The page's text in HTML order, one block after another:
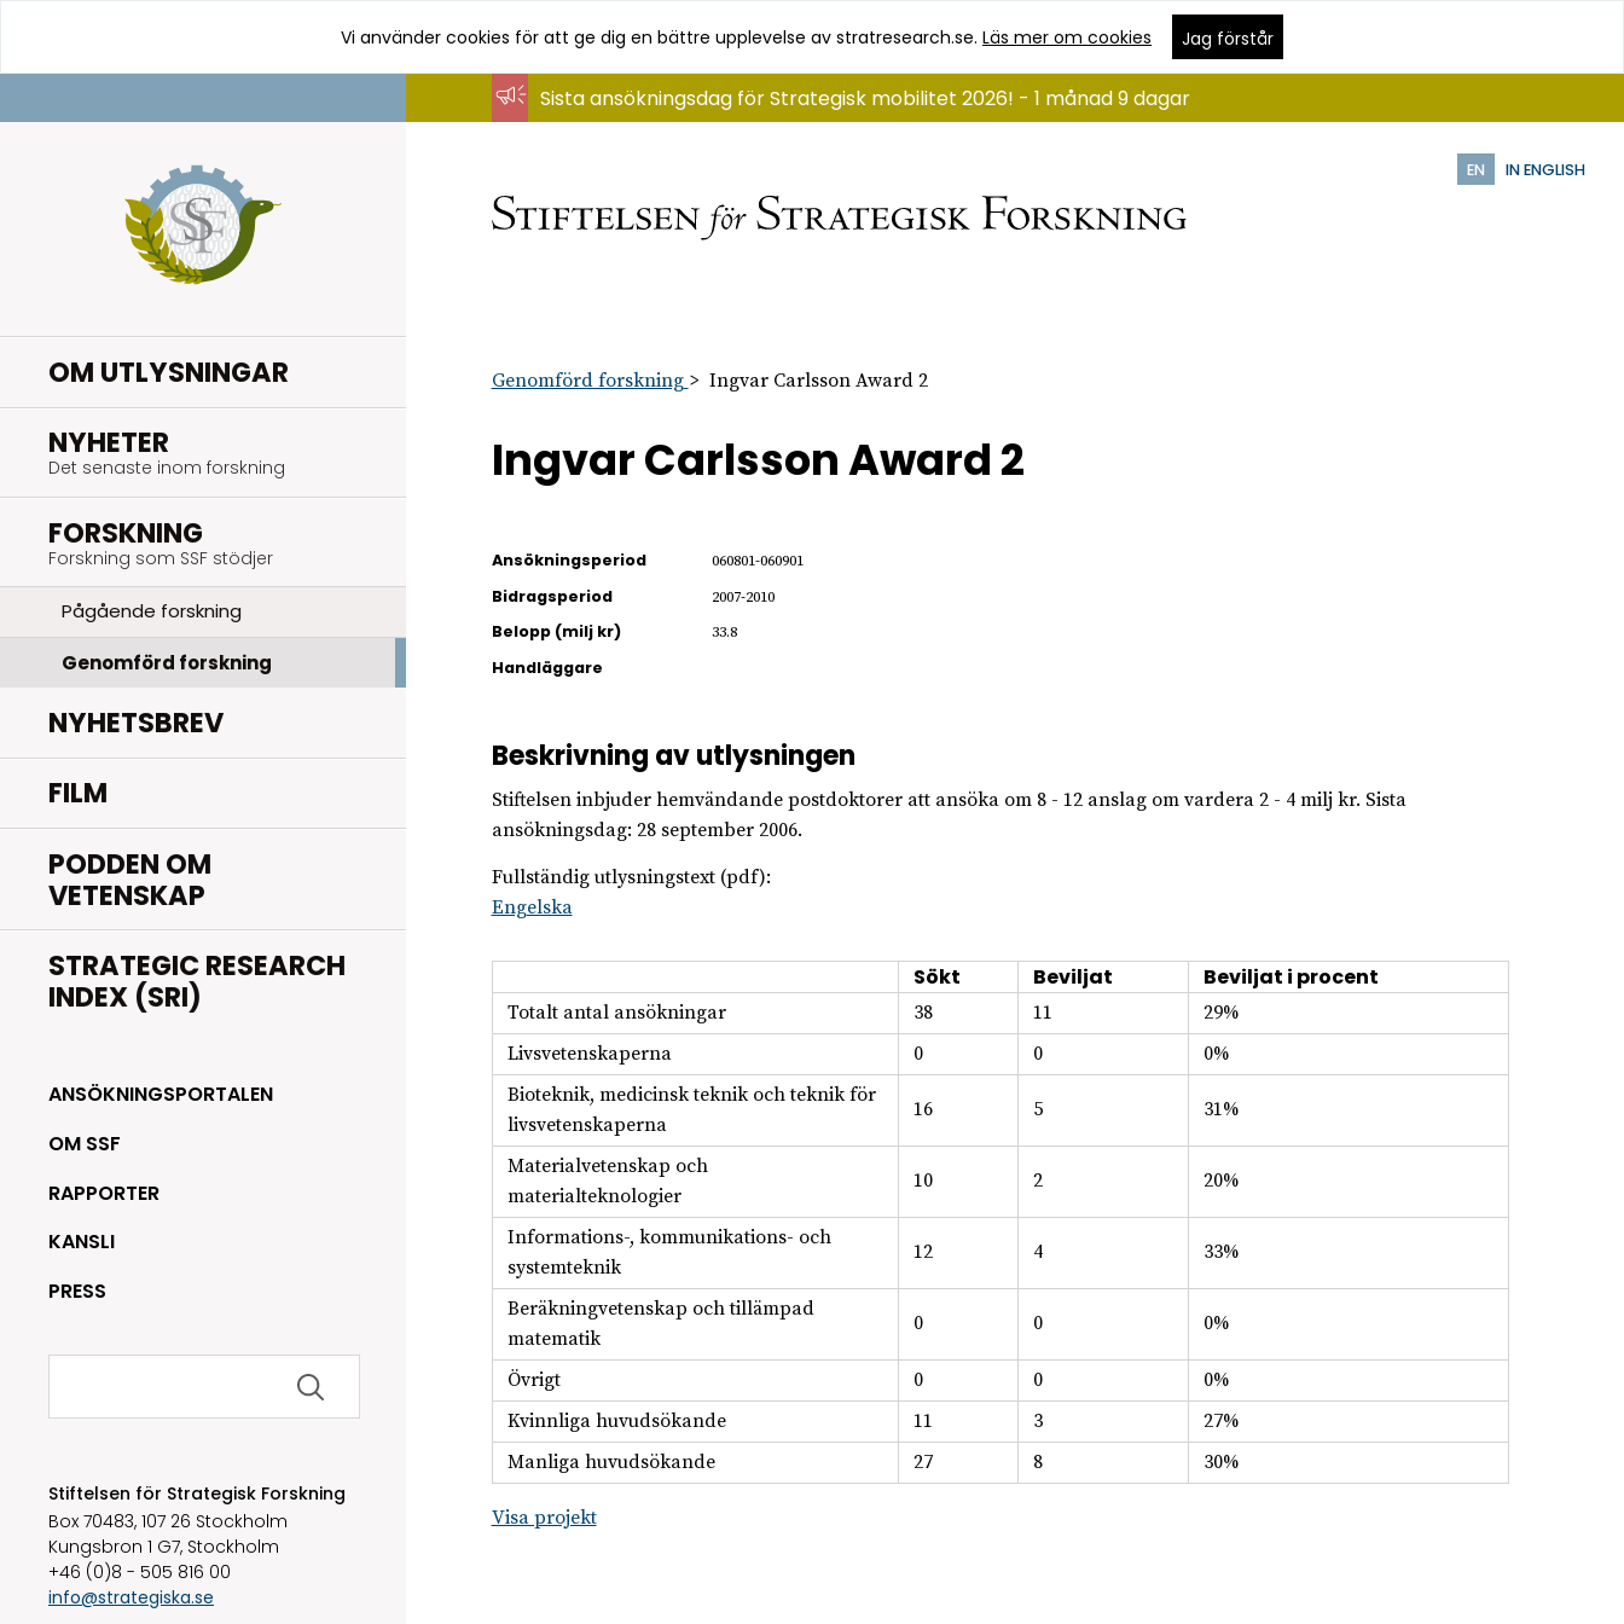
innehåll
Vi använder cookies för att ge dig en bättre upplevelse av stratresearch.se.Läs mer om cookies Jag förstår
EN IN ENGLISH
OM UTLYSNINGAR
NYHETER
Det senaste inom forskning
FORSKNING
Forskning som SSF stödjer
Pågående forskning
Genomförd forskning
NYHETSBREV
FILM
PODDEN OM
VETENSKAP
STRATEGIC RESEARCH
INDEX (SRI)
ANSÖKNINGSPORTALEN
OM SSF
RAPPORTER
KANSLI
PRESS
Sök
Stiftelsen för Strategisk Forskning
Box 70483, 107 26 Stockholm
Kungsbron 1 G7, Stockholm
+46 (0)8 - 505 816 00
info@strategiska.se
Sista ansökningsdag för Strategisk mobilitet 2026! - 1 månad 9 dagar
Genomförd forskning Ingvar Carlsson Award 2
Ingvar Carlsson Award 2
Ansökningsperiod 060801-060901
Bidragsperiod 2007-2010
Belopp (milj kr) 33.8
Handläggare
Beskrivning av utlysningen
Stiftelsen inbjuder hemvändande postdoktorer att ansöka om 8 - 12 anslag om vardera 2 - 4 milj kr. Sista
ansökningsdag: 28 september 2006.
Fullständig utlysningstext (pdf):
Engelska
Sökt Beviljat Beviljat i procent
Totalt antal ansökningar 38 11
29%
Livsvetenskaperna
0 0
0%
Bioteknik, medicinsk teknik och teknik för
livsvetenskaperna
16 5 31%
Materialvetenskap och
materialteknologier
10 2 20%
Informations-, kommunikations- och
systemteknik
12 4 33%
Beräkningvetenskap och tillämpad
matematik
0 0 0%
Övrigt 0 0
0%
Kvinnliga huvudsökande
11 3
27%
Manliga huvudsökande
27 8 30%
Visa projekt